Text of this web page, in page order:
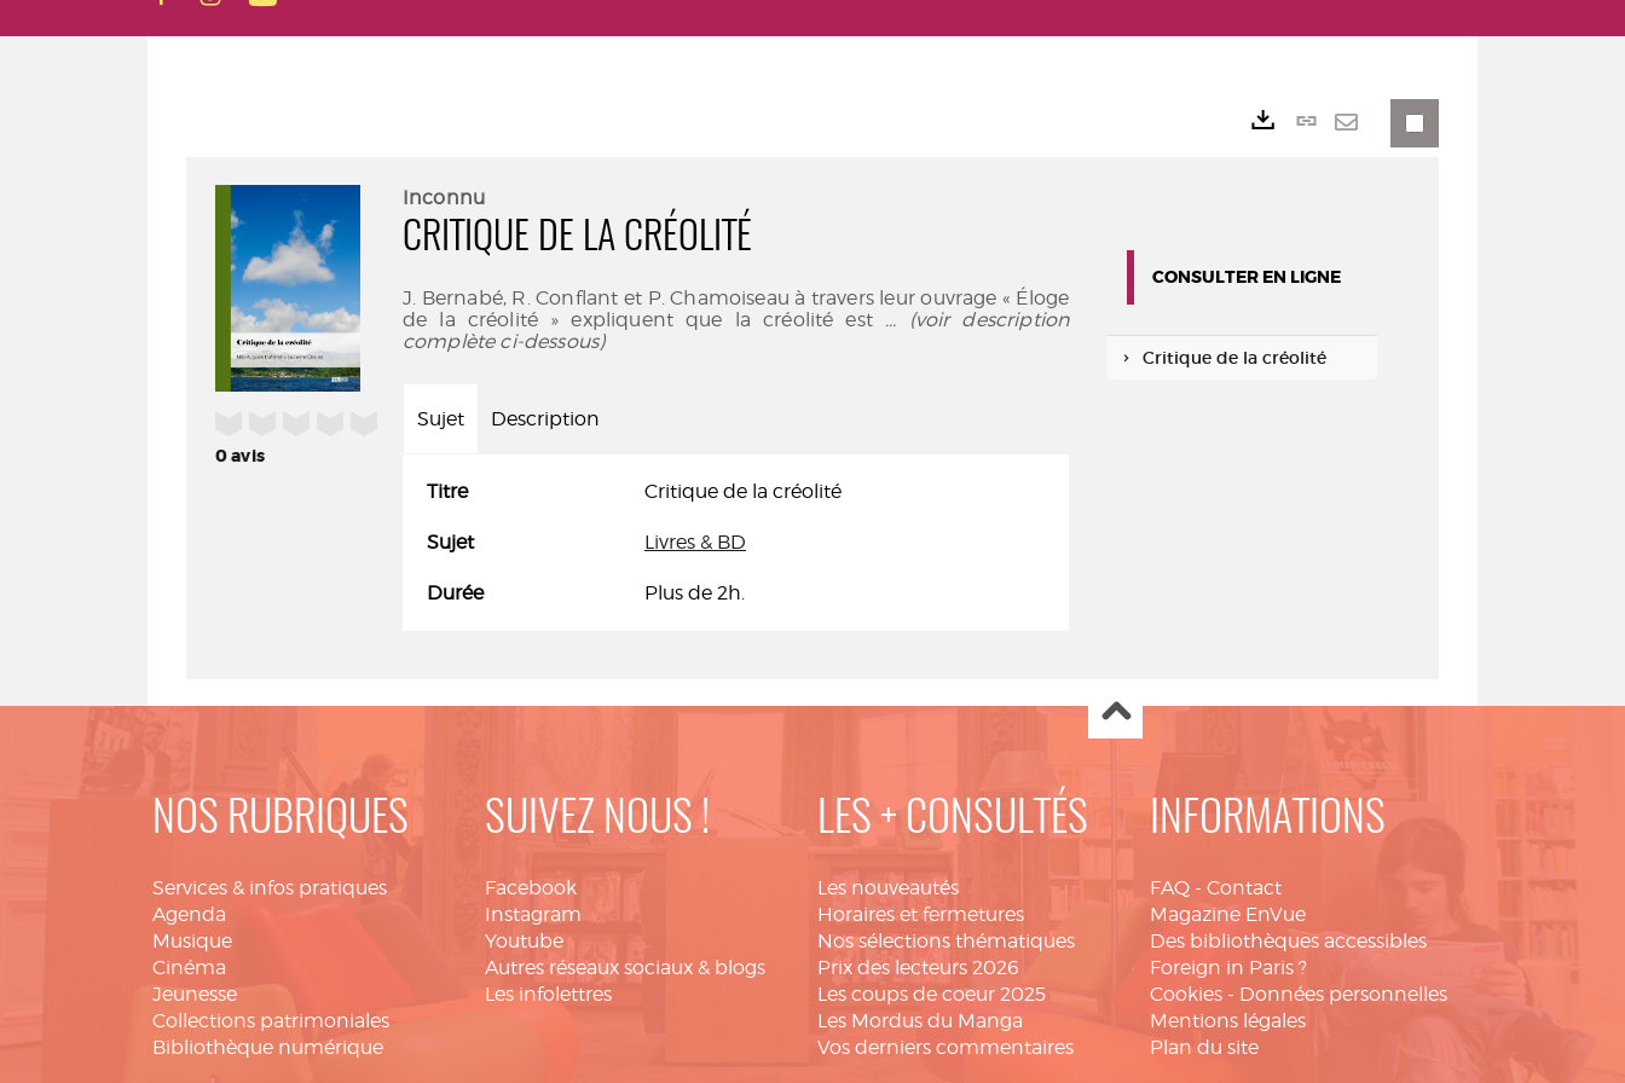
0avis
Inconnu
CRITIQUE DE LA CRÉOLITÉ
J. Bernabé, R. Conflant et P. Chamoiseau à travers leur ouvrage « Éloge
de la créolité » expliquent que la créolité est ... (voir description
complète ci-dessous)
Sujet Description
Titre Critique de la créolité
Sujet Livres & BD
Durée Plus de 2h.
Lien
CONSULTER EN LIGNE
Critique de la créolité
NOS RUBRIQUES
Services & infos pratiques
Agenda
Musique
Cinéma
Jeunesse
Collections patrimoniales
Bibliothèque numérique
SUIVEZ NOUS !
Facebook
Instagram
Youtube
Autres réseaux sociaux & blogs
Les infolettres
LES + CONSULTÉS
Les nouveautés
Horaires et fermetures
Nos sélections thématiques
Prix des lecteurs 2026
Les coups de coeur 2025
Les Mordus du Manga
Vos derniers commentaires
INFORMATIONS
FAQ - Contact
Magazine EnVue
Des bibliothèques accessibles
Foreign in Paris ?
Cookies - Données personnelles
Mentions légales
Plan du site